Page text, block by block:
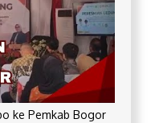
ke Pemkab Bogor